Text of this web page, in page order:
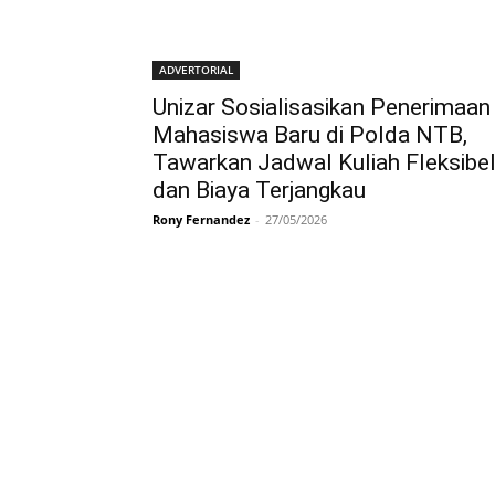
ADVERTORIAL
Unizar Sosialisasikan Penerimaan
Mahasiswa Baru di Polda NTB,
Tawarkan Jadwal Kuliah Fleksibel
dan Biaya Terjangkau
Rony Fernandez - 27/05/2026